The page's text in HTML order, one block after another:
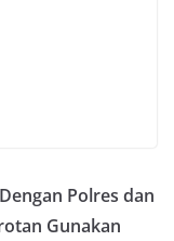
Polres dan
Gunakan